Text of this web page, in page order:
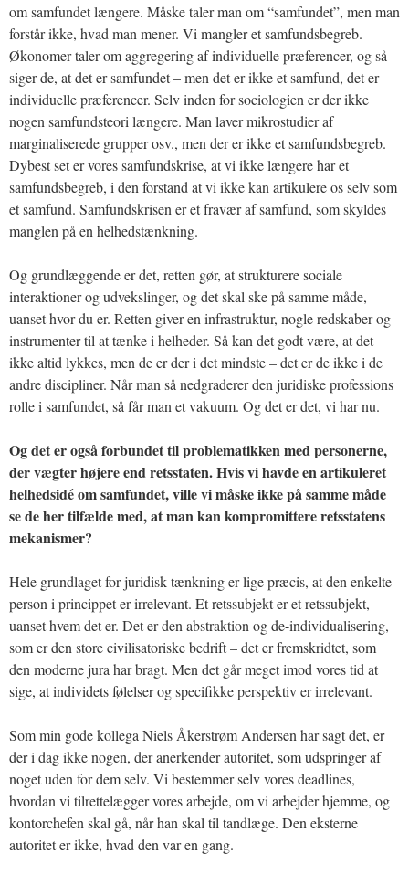
om samfundet længere. Måske taler man om “samfundet”, men man
forstår ikke, hvad man mener. Vi mangler et samfundsbegreb.
Økonomer taler om aggregering af individuelle præferencer, og så
siger de, at det er samfundet – men det er ikke et samfund, det er
individuelle præferencer. Selv inden for sociologien er der ikke
nogen samfundsteori længere. Man laver mikrostudier af
marginaliserede grupper osv., men der er ikke et samfundsbegreb.
Dybest set er vores samfundskrise, at vi ikke længere har et
samfundsbegreb, i den forstand at vi ikke kan artikulere os selv som
et samfund. Samfundskrisen er et fravær af samfund, som skyldes
manglen på en helhedstænkning.
Og grundlæggende er det, retten gør, at strukturere sociale
interaktioner og udvekslinger, og det skal ske på samme måde,
uanset hvor du er. Retten giver en infrastruktur, nogle redskaber og
instrumenter til at tænke i helheder. Så kan det godt være, at det
ikke altid lykkes, men de er der i det mindste – det er de ikke i de
andre discipliner. Når man så nedgraderer den juridiske professions
rolle i samfundet, så får man et vakuum. Og det er det, vi har nu.
Og det er også forbundet til problematikken med personerne,
der vægter højere end retsstaten. Hvis vi havde en artikuleret
helhedsidé om samfundet, ville vi måske ikke på samme måde
se de her tilfælde med, at man kan kompromittere retsstatens
mekanismer?
Hele grundlaget for juridisk tænkning er lige præcis, at den enkelte
person i princippet er irrelevant. Et retssubjekt er et retssubjekt,
uanset hvem det er. Det er den abstraktion og de-individualisering,
som er den store civilisatoriske bedrift – det er fremskridtet, som
den moderne jura har bragt. Men det går meget imod vores tid at
sige, at individets følelser og specifikke perspektiv er irrelevant.
Som min gode kollega Niels Åkerstrøm Andersen har sagt det, er
der i dag ikke nogen, der anerkender autoritet, som udspringer af
noget uden for dem selv. Vi bestemmer selv vores deadlines,
hvordan vi tilrettelægger vores arbejde, om vi arbejder hjemme, og
kontorchefen skal gå, når han skal til tandlæge. Den eksterne
autoritet er ikke, hvad den var en gang.